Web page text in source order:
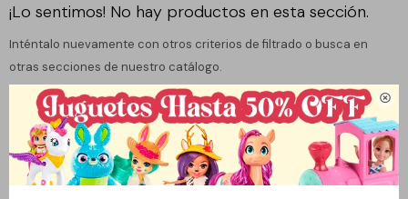

¡Lo sentimos! No hay productos en esta sección.
Inténtalo nuevamente con otros criterios de filtrado o busca en
otras secciones de nuestro catálogo.
Filtrando por: Vehículos Color: Verde Quitar filtros
Te recomendamos quitar: Color:Verde